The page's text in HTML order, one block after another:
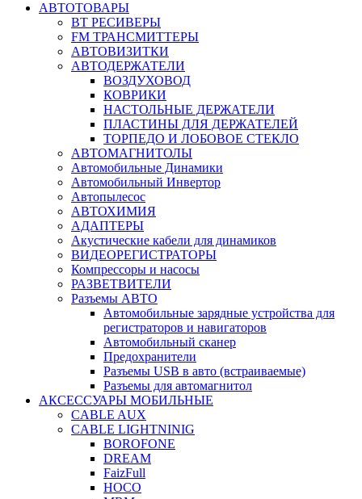
АВТОТОВАРЫ
BT РЕСИВЕРЫ
FM ТРАНСМИТТЕРЫ
АВТОВИЗИТКИ
АВТОДЕРЖАТЕЛИ
ВОЗДУХОВОД
КОВРИКИ
НАСТОЛЬНЫЕ ДЕРЖАТЕЛИ
ПЛАСТИНЫ ДЛЯ ДЕРЖАТЕЛЕЙ
ТОРПЕДО И ЛОБОВОЕ СТЕКЛО
АВТОМАГНИТОЛЫ
Автомобильные Динамики
Автомобильный Инвертор
Автопылесос
АВТОХИМИЯ
АДАПТЕРЫ
Акустические кабели для динамиков
ВИДЕОРЕГИСТРАТОРЫ
Компрессоры и насосы
РАЗВЕТВИТЕЛИ
Разъемы АВТО
Автомобильные зарядные устройства для
регистраторов и навигаторов
Автомобильный сканер
Предохранители
Разъемы USB в авто (встраиваемые)
Разъемы для автомагнитол
АКСЕССУАРЫ МОБИЛЬНЫЕ
CABLE AUX
CABLE LIGHTNINIG
BOROFONE
DREAM
FaizFull
HOCO